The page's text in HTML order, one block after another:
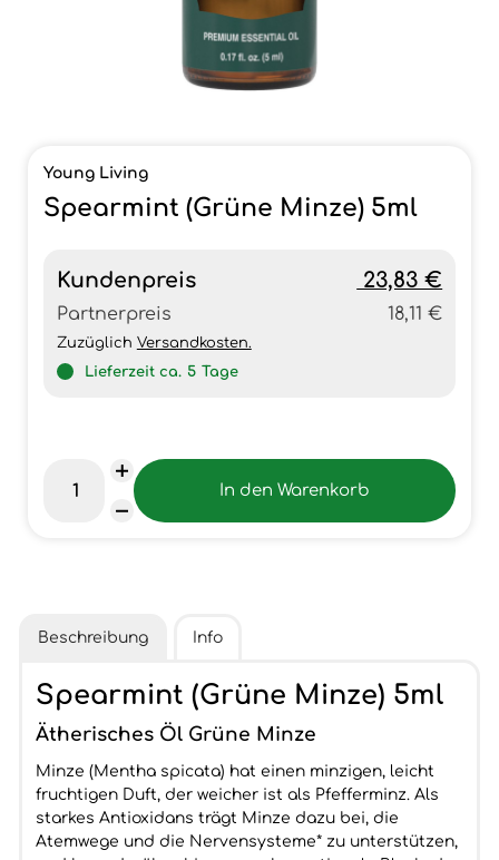
Young Living
Spearmint (Grüne Minze) 5ml
Kundenpreis 23,83 €
Partnerpreis 18,11 €
Zuzüglich Versandkosten.
Lieferzeit ca. 5 Tage
Beschreibung Info
Spearmint (Grüne Minze) 5ml
Ätherisches Öl Grüne Minze
Minze (Mentha spicata) hat einen minzigen, leicht
fruchtigen Duft, der weicher ist als Pfefferminz. Als
starkes Antioxidans trägt Minze dazu bei, die
Atemwege und die Nervensysteme* zu unterstützen,